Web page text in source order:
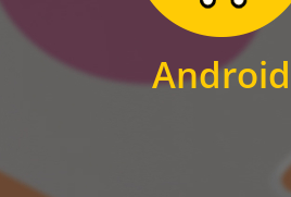
Android
Zum Download
für Android